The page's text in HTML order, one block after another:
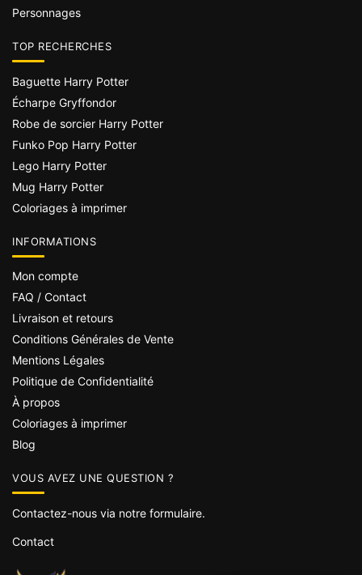
Personnages
TOP RECHERCHES
Baguette Harry Potter
Écharpe Gryffondor
Robe de sorcier Harry Potter
Funko Pop Harry Potter
Lego Harry Potter
Mug Harry Potter
Coloriages à imprimer
INFORMATIONS
Mon compte
FAQ / Contact
Livraison et retours
Conditions Générales de Vente
Mentions Légales
Politique de Confidentialité
À propos
Coloriages à imprimer
Blog
VOUS AVEZ UNE QUESTION ?
Contactez-nous via notre formulaire.
Contact